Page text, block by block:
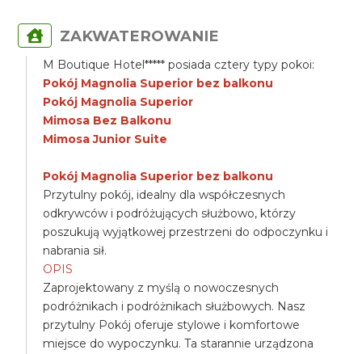
ZAKWATEROWANIE
M Boutique Hotel***** posiada cztery typy pokoi:
Pokój Magnolia Superior bez balkonu
Pokój Magnolia Superior
Mimosa Bez Balkonu
Mimosa Junior Suite
Pokój Magnolia Superior bez balkonu
Przytulny pokój, idealny dla współczesnych
odkrywców i podróżujących służbowo, którzy
poszukują wyjątkowej przestrzeni do odpoczynku i
nabrania sił.
OPIS
Zaprojektowany z myślą o nowoczesnych
podróżnikach i podróżnikach służbowych. Nasz
przytulny Pokój oferuje stylowe i komfortowe
miejsce do wypoczynku. Ta starannie urządzona